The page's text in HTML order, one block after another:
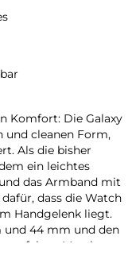
Komfort: Die Galaxy
cleanen Form,
Als die bisher
ein leichtes
das Armband mit
dass die Watch
Handgelenk liegt.
und 44 mm und den
perfektes Match zu